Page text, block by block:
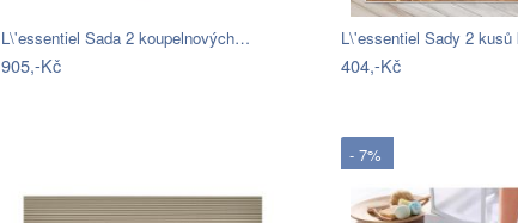
L\'essentiel Sada 2 koupelnových…
905,-Kč
L\'essentiel Sady 2
404,-Kč
- 7%